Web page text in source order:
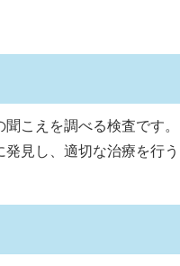
こえを調べる検査です。
見し、適切な治療を行